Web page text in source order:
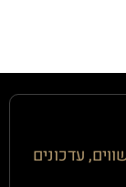
עדכונים